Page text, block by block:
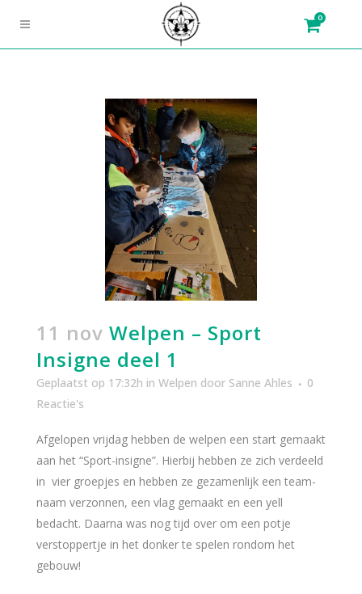
0
11 nov Welpen – Sport
Insigne deel 1
Geplaatst op 17:32h in Welpen door Sanne Ahles
0
Reactie's
Afgelopen vrijdag hebben de welpen een start gemaakt
aan het “Sport-insigne”. Hierbij hebben ze zich verdeeld
in vier groepjes en hebben ze gezamenlijk een team-
naam verzonnen, een vlag gemaakt en een yell
bedacht. Daarna was nog tijd over om een potje
verstoppertje in het donker te spelen rondom het
gebouw!